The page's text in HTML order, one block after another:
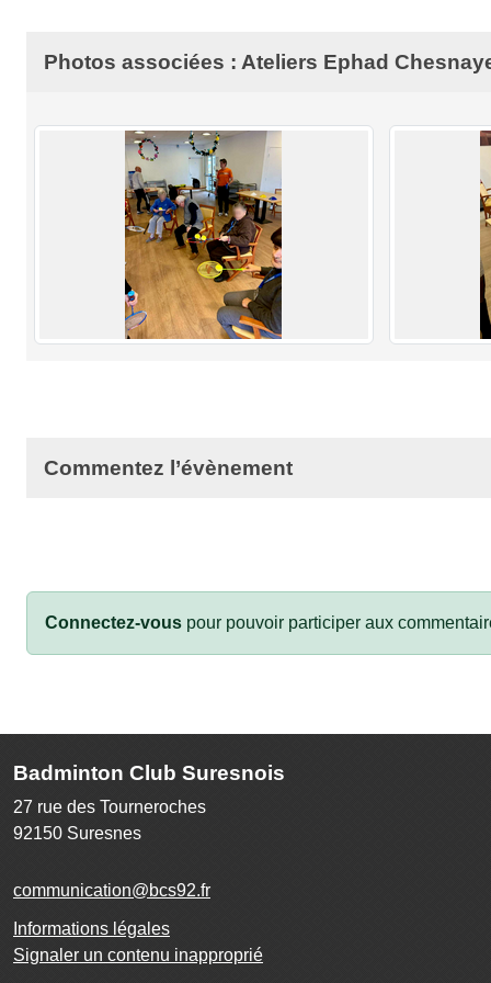
Photos associées : Ateliers Ephad
Commentez l’évènement
Connectez-vous pour pouvoir participer aux
Badminton Club Suresnois
27 rue des Tourneroches
92150 Suresnes
communication@bcs92.fr
Informations légales
Signaler un contenu inapproprié